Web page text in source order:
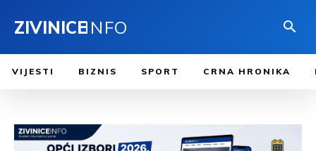
ZIVINICEINFO
VIJESTI BIZNIS SPORT CRNA HRONIKA